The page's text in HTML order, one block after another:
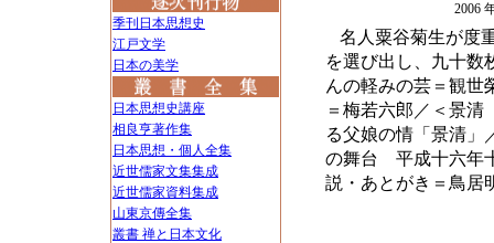
季刊日本思想史
江戸文学
日本の美学
日本思想史講座
相良亨著作集
日本思想・個人全集
近世儒家文集集成
近世儒家資料集成
山東京傳全集
叢書 禅と日本文化
2006
名人粟谷菊生が度
を選び出し、九十数
んの軽みの芸＝観世
＝梅若六郎／＜景
る父娘の情「景清」
の舞台 平成十六年
説・あとがき＝鳥居